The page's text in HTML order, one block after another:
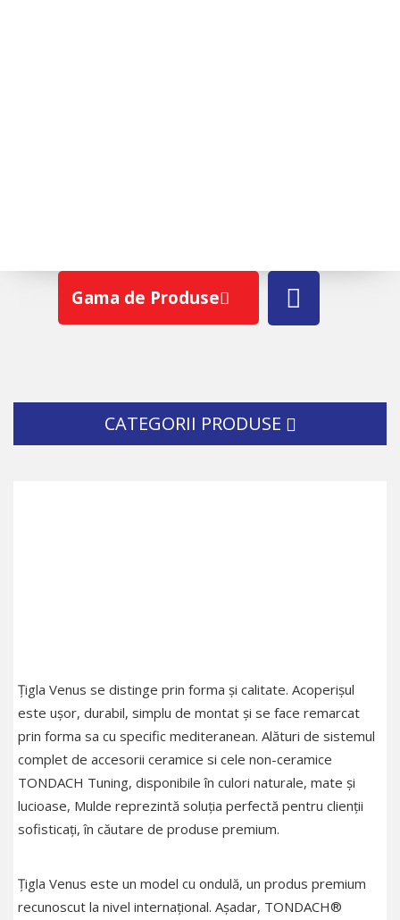
Gama de Produse
CATEGORII PRODUSE
Ţigla Venus se distinge prin forma și calitate. Acoperișul
este ușor, durabil, simplu de montat și se face remarcat
prin forma sa cu specific mediteranean. Alături de sistemul
complet de accesorii ceramice si cele non-ceramice
TONDACH Tuning, disponibile în culori naturale, mate și
lucioase, Mulde reprezintă soluția perfectă pentru clienții
sofisticați, în căutare de produse premium.
Țigla Venus este un model cu ondulă, un produs premium
recunoscut la nivel internațional. Așadar, TONDACH®